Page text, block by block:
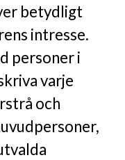
betydligt
intresse.
personer i
varje
och